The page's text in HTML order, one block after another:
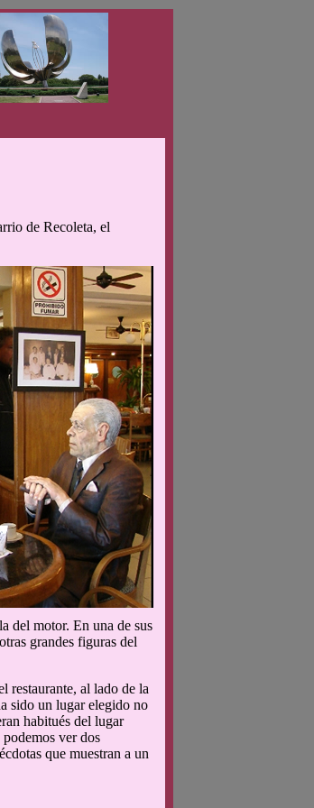
de Recoleta, el
del motor. En una de sus
grandes figuras del
restaurante, al lado de la
sido un lugar elegido no
habitués del lugar
ver dos
que muestran a un